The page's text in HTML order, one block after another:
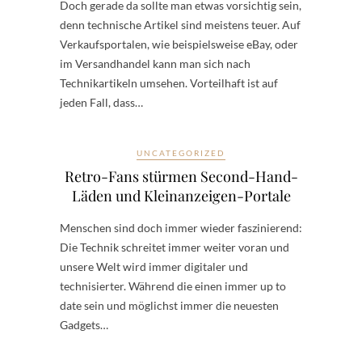
Doch gerade da sollte man etwas vorsichtig sein,
denn technische Artikel sind meistens teuer. Auf
Verkaufsportalen, wie beispielsweise eBay, oder
im Versandhandel kann man sich nach
Technikartikeln umsehen. Vorteilhaft ist auf
jeden Fall, dass…
UNCATEGORIZED
Retro-Fans stürmen Second-Hand-
Läden und Kleinanzeigen-Portale
Menschen sind doch immer wieder faszinierend:
Die Technik schreitet immer weiter voran und
unsere Welt wird immer digitaler und
technisierter. Während die einen immer up to
date sein und möglichst immer die neuesten
Gadgets…